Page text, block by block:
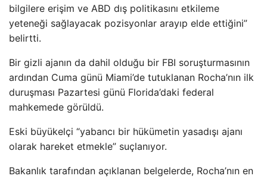
bilgilere erişim ve ABD dış politikasını etkileme
yeteneği sağlayacak pozisyonlar arayıp elde ettiğini”
belirtti.
Bir gizli ajanın da dahil olduğu bir FBI soruşturmasının
ardından Cuma günü Miami’de tutuklanan Rocha’nın ilk
duruşması Pazartesi günü Florida’daki federal
mahkemede görüldü.
Eski büyükelçi “yabancı bir hükümetin yasadışı ajanı
olarak hareket etmekle” suçlanıyor.
Bakanlık tarafından açıklanan belgelerde, Rocha’nın en